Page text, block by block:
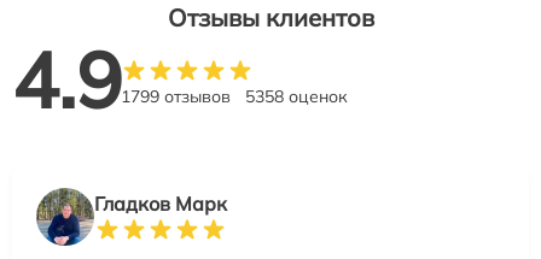
Отзывы клиентов
4.91799 отзывов 5358 оценок
Гладков Марк